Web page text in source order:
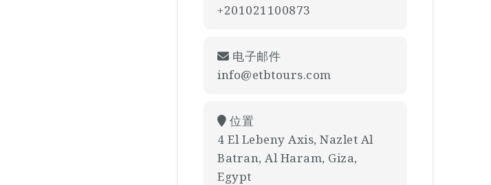
+201021100873
电子邮件
info@etbtours.com
位置
4 El Lebeny Axis, Nazlet Al
Batran, Al Haram, Giza,
Egypt